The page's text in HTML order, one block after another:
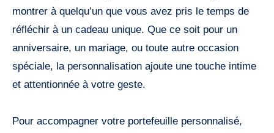
montrer à quelqu’un que vous avez pris le temps de
réfléchir à un cadeau unique. Que ce soit pour un
anniversaire, un mariage, ou toute autre occasion
spéciale, la personnalisation ajoute une touche intime
et attentionnée à votre geste.
Pour accompagner votre portefeuille personnalisé,